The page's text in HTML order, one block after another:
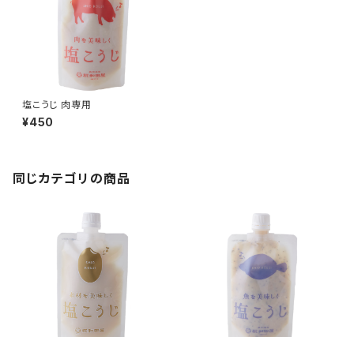
塩こうじ 肉専用
¥450
同じカテゴリの商品